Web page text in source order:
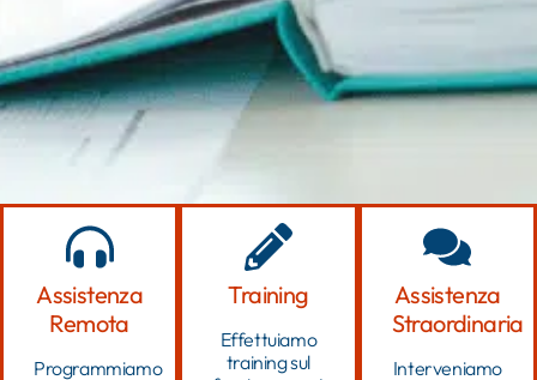
Assistenza
Remota
Programmiamo
Training
Effettuiamo
training sul
Assistenza
Straordinaria
Interveniamo